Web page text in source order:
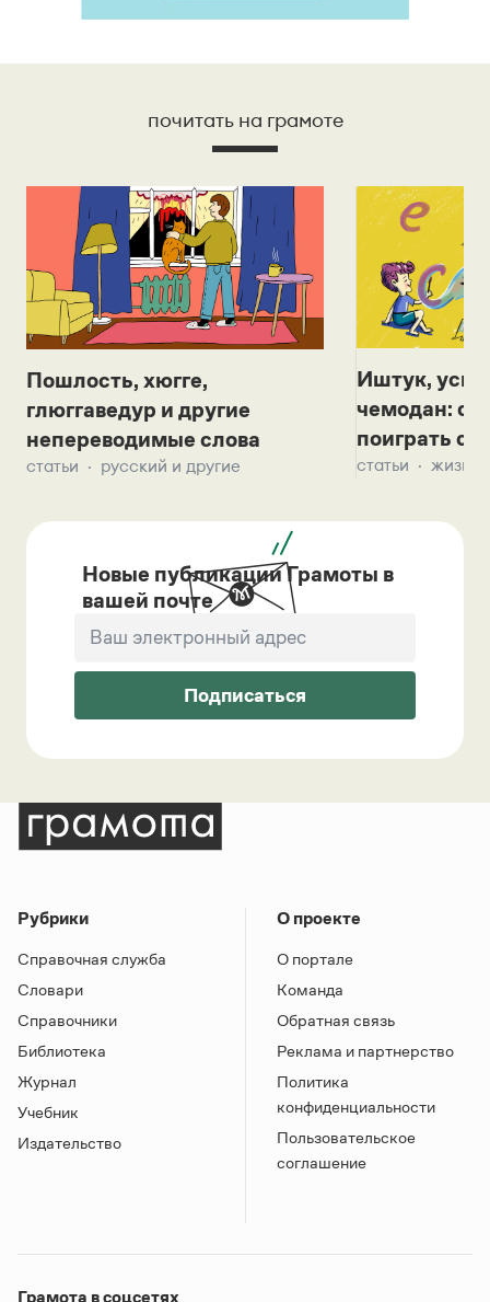
почитать на грамоте
Пошлость, хюгге,
глюггаведур и другие
непереводимые слова
статьи русский и другие
Иштук,
чемодан:
поиграть с
статьи жизнь
Новые публикации Грамоты в
вашей почте
Подписаться
Рубрики
Справочная служба
Словари
Справочники
Библиотека
Журнал
Учебник
Издательство
О проекте
О портале
Команда
Обратная связь
Реклама и партнерство
Политика
конфиденциальности
Пользовательское
соглашение
Грамота в соцсетях